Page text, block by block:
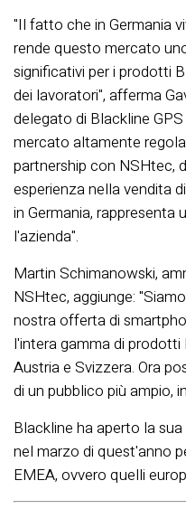
"Il fatto che in Germania
rende questo mercato
significativi per i prodotti
dei lavoratori", afferma
delegato di Blackline
mercato altamente
partnership con NSHtec,
esperienza nella vendita
in Germania,
l'azienda".
Martin Schimanowski,
NSHtec, aggiunge:
nostra offerta di
l'intera gamma di prodotti
Austria e Svizzera. Ora
di un pubblico più ampio,
Blackline ha aperto la
nel marzo di quest'anno
EMEA, ovvero quelli